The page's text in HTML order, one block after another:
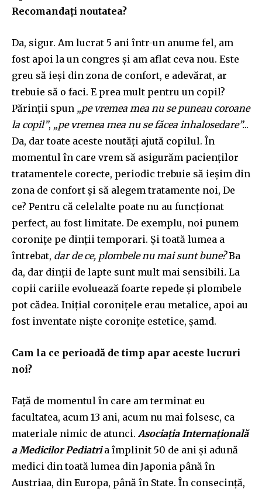
Recomandați noutatea?
Da, sigur. Am lucrat 5 ani într-un anume fel, am
fost apoi la un congres și am aflat ceva nou. Este
greu să ieși din zona de confort, e adevărat, ar
trebuie să o faci. E prea mult pentru un copil?
Părinții spun „pe vremea mea nu se puneau coroane
la copil”, „pe vremea mea nu se făcea inhalosedare”...
Da, dar toate aceste noutăți ajută copilul. În
momentul în care vrem să asigurăm pacienților
tratamentele corecte, periodic trebuie să ieșim din
zona de confort și să alegem tratamente noi, De
ce? Pentru că celelalte poate nu au funcționat
perfect, au fost limitate. De exemplu, noi punem
coronițe pe dinții temporari. Și toată lumea a
întrebat, dar de ce, plombele nu mai sunt bune?Ba
da, dar dinții de lapte sunt mult mai sensibili. La
copii cariile evoluează foarte repede și plombele
pot cădea. Inițial coronițele erau metalice, apoi au
fost inventate niște coronițe estetice, șamd.
Cam la ce perioadă de timp apar aceste lucruri
noi?
Față de momentul în care am terminat eu
facultatea, acum 13 ani, acum nu mai folsesc, ca
materiale nimic de atunci. Asociația Internațională
a Medicilor Pediatri a împlinit 50 de ani și adună
medici din toată lumea din Japonia până în
Austriaa, din Europa, până în State. În consecință,